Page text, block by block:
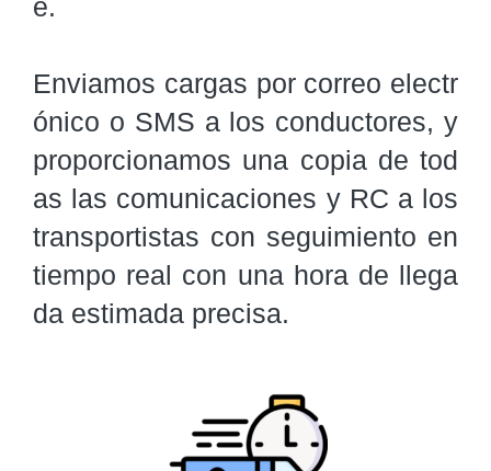
e.
Enviamos cargas por correo electr
ónico o SMS a los conductores, y
proporcionamos una copia de tod
as las comunicaciones y RC a los
transportistas con seguimiento en
tiempo real con una hora de llega
da estimada precisa.